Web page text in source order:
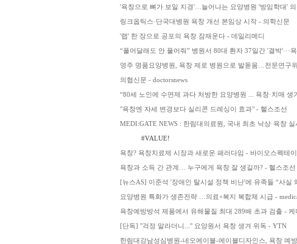
'욕창으로 뼈가 보일 지경'…늘어나는 요양병원 '방임학대'
링크옵틱스·단국대병원 욕창 개선 본임상 시작 - 의학신문
'랩' 한 장으로 공포의 욕창 잠재운다 - 데일리메디
“풀어달래도 안 풀어줘” 병원서 80대 환자 37일간 '결박'···
영주 명품요양병원, 욕창 제로 병원으로 발돋움…전문연구
의협신문 - doctorsnews
“80세 노인에 수면제 과다 처방한 요양병원 ... 욕창·치매 생
"욕창엔 자세 변경보다 실리콘 드레싱이 효과" - 헬스조선
MEDI:GATE NEWS : 한림대의료원, 국내 최초 낙상·욕창
#VALUE!
욕창? 욕창치료제 시장과 새로운 패러다임 - 바이오스펙테
욕창과 소득 간 관계… 누구에게 욕창 잘 생길까? - 헬스조선
[뉴스AS] 이준석 '장애인 탈시설 정책 비난'에 유족들 “사실
요양병원 특화가 생존전략 …의료+복지 복합체 시급 -
욕창예방방석 제품에서 유해물질 최대 289배 초과 검출 - 케
[단독] "걱정 말라더니..." 요양원서 욕창 생겨 위독 - YTN
한림대강남성심병원-네오에이블-에이블디자인스, 욕창 예